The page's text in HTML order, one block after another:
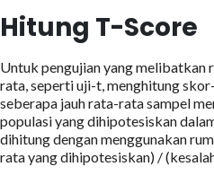
Hitung T-Score
Untuk pengujian yang melibatkan
rata, seperti uji-t, menghitung
seberapa jauh rata-rata sampel
populasi yang dihipotesiskan
dihitung dengan menggunakan
rata yang dihipotesiskan) /